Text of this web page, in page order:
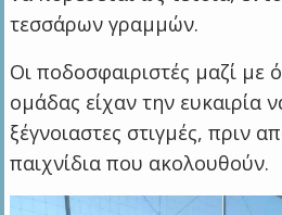
τεσσάρων γραμμών.
Οι ποδοσφαιριστές μαζί με
ομάδας είχαν την ευκαιρία
ξέγνοιαστες στιγμές, πριν
παιχνίδια που ακολουθούν.